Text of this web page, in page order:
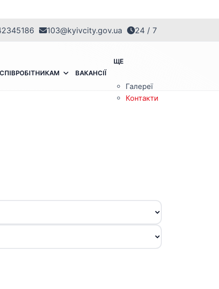
103@kyivcity.gov.ua 24 / 7
СПІВРОБІТНИКАМ ВАКАНСІЇ
ЩЕ
Галереї
Контакти